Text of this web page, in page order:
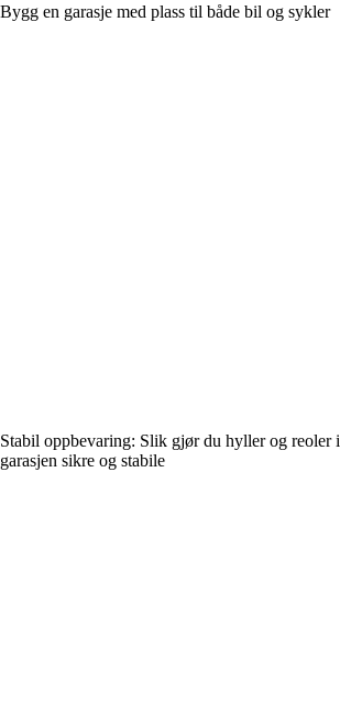
Bygg en garasje med plass til både bil og sykler
Stabil oppbevaring: Slik gjør du hyller og reoler i
garasjen sikre og stabile